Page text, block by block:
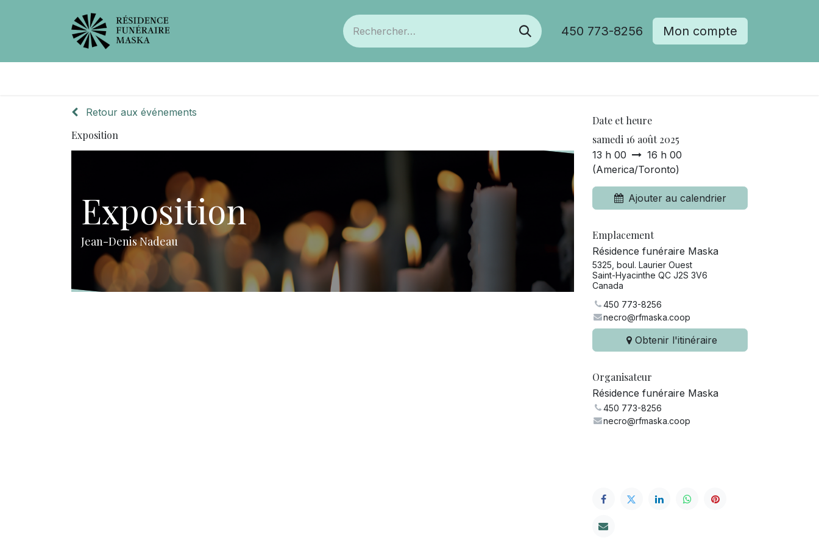
450 773-8256 Mon compte
Retour aux événements
Exposition
Exposition
Jean-Denis Nadeau
Date et heure
samedi 16 août 2025
13 h 00
16 h 00
(America/Toronto)
Ajouter au calendrier
Emplacement
Résidence funéraire Maska
5325, boul. Laurier Ouest
Saint-Hyacinthe QC J2S 3V6
Canada
450 773-8256
necro@rfmaska.coop
Obtenir l'itinéraire
Organisateur
Résidence funéraire Maska
450 773-8256
necro@rfmaska.coop